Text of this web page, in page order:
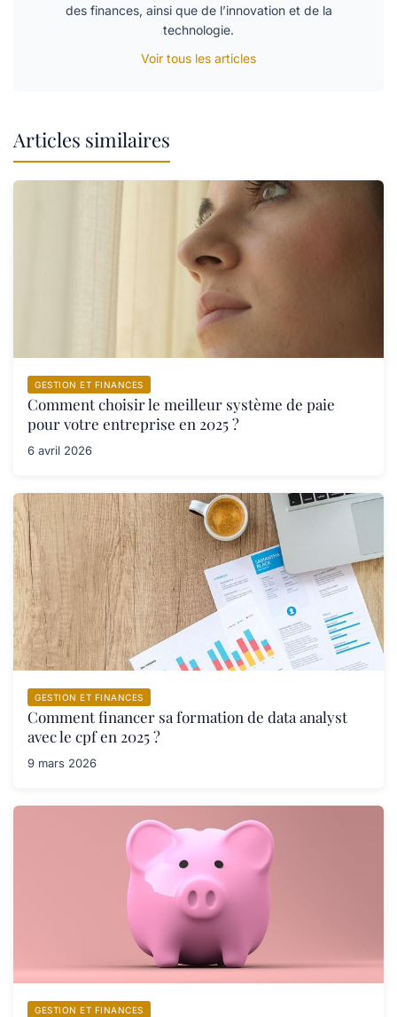
des finances, ainsi que de l’innovation et de la
technologie.
Voir tous les articles
Articles similaires
GESTION ET FINANCES
Comment choisir le meilleur système de paie
pour votre entreprise en 2025 ?
6 avril 2026
GESTION ET FINANCES
Comment financer sa formation de data analyst
avec le cpf en 2025 ?
9 mars 2026
GESTION ET FINANCES